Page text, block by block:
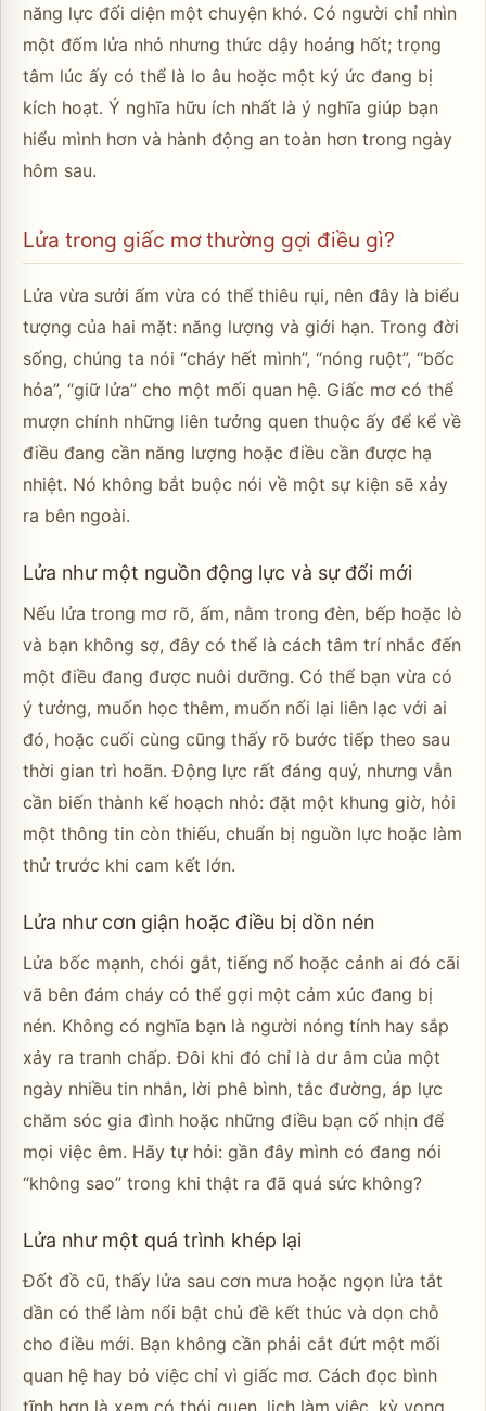
năng lực đối diện một chuyện khó. Có người chỉ nhìn
một đốm lửa nhỏ nhưng thức dậy hoảng hốt; trọng
tâm lúc ấy có thể là lo âu hoặc một ký ức đang bị
kích hoạt. Ý nghĩa hữu ích nhất là ý nghĩa giúp bạn
hiểu mình hơn và hành động an toàn hơn trong ngày
hôm sau.
Lửa trong giấc mơ thường gợi điều gì?
Lửa vừa sưởi ấm vừa có thể thiêu rụi, nên đây là biểu
tượng của hai mặt: năng lượng và giới hạn. Trong đời
sống, chúng ta nói “cháy hết mình”, “nóng ruột”, “bốc
hỏa”, “giữ lửa” cho một mối quan hệ. Giấc mơ có thể
mượn chính những liên tưởng quen thuộc ấy để kể về
điều đang cần năng lượng hoặc điều cần được hạ
nhiệt. Nó không bắt buộc nói về một sự kiện sẽ xảy
ra bên ngoài.
Lửa như một nguồn động lực và sự đổi mới
Nếu lửa trong mơ rõ, ấm, nằm trong đèn, bếp hoặc lò
và bạn không sợ, đây có thể là cách tâm trí nhắc đến
một điều đang được nuôi dưỡng. Có thể bạn vừa có
ý tưởng, muốn học thêm, muốn nối lại liên lạc với ai
đó, hoặc cuối cùng cũng thấy rõ bước tiếp theo sau
thời gian trì hoãn. Động lực rất đáng quý, nhưng vẫn
cần biến thành kế hoạch nhỏ: đặt một khung giờ, hỏi
một thông tin còn thiếu, chuẩn bị nguồn lực hoặc làm
thử trước khi cam kết lớn.
Lửa như cơn giận hoặc điều bị dồn nén
Lửa bốc mạnh, chói gắt, tiếng nổ hoặc cảnh ai đó cãi
vã bên đám cháy có thể gợi một cảm xúc đang bị
nén. Không có nghĩa bạn là người nóng tính hay sắp
xảy ra tranh chấp. Đôi khi đó chỉ là dư âm của một
ngày nhiều tin nhắn, lời phê bình, tắc đường, áp lực
chăm sóc gia đình hoặc những điều bạn cố nhịn để
mọi việc êm. Hãy tự hỏi: gần đây mình có đang nói
“không sao” trong khi thật ra đã quá sức không?
Lửa như một quá trình khép lại
Đốt đồ cũ, thấy lửa sau cơn mưa hoặc ngọn lửa tắt
dần có thể làm nổi bật chủ đề kết thúc và dọn chỗ
cho điều mới. Bạn không cần phải cắt đứt một mối
quan hệ hay bỏ việc chỉ vì giấc mơ. Cách đọc bình
tĩnh hơn là xem có thói quen, lịch làm việc, kỳ vọng